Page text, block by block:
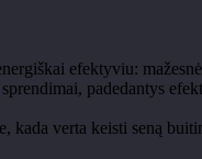
efektyviu:
padedantys
kada verta keisti seną